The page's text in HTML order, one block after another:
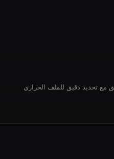
مع تحديد دقيق للملف الحراري